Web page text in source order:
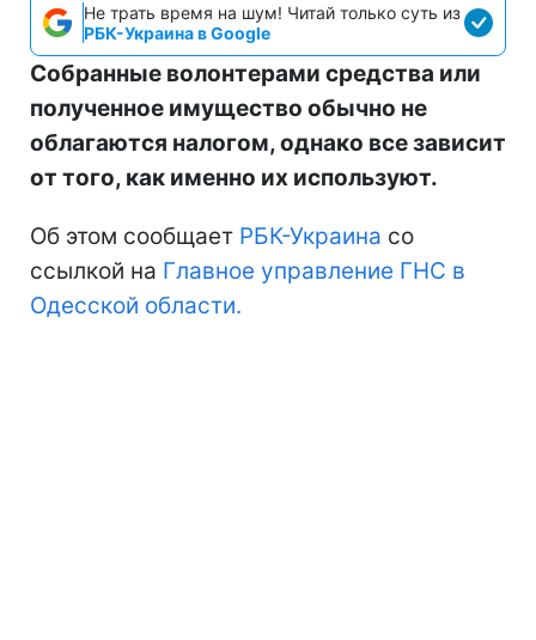
Не трать время на шум! Читай только суть из
РБК-Украина в Google
Собранные волонтерами средства или
полученное имущество обычно не
облагаются налогом, однако все зависит
от того, как именно их используют.
Об этом сообщает РБК-Украина со
ссылкой на Главное управление ГНС в
Одесской области.